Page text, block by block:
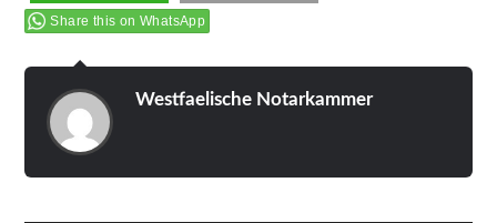
Share this on WhatsApp
Westfaelische Notarkammer